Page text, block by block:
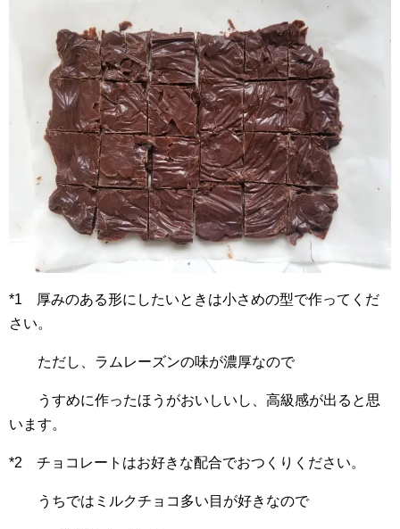
*1 厚みのある形にしたいときは小さめの型で作ってくだ
さい。
ただし、ラムレーズンの味が濃厚なので
うすめに作ったほうがおいしいし、高級感が出ると思
います。
*2 チョコレートはお好きな配合でおつくりください。
うちではミルクチョコ多い目が好きなので